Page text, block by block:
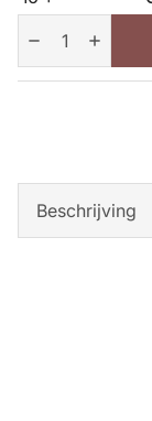
Prunier
Opal